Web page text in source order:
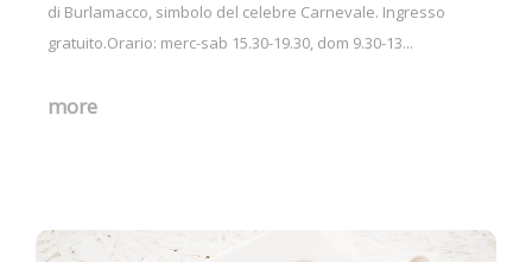
di Burlamacco, simbolo del celebre Carnevale. Ingresso
gratuito.Orario: merc-sab 15.30-19.30, dom 9.30-13...
more